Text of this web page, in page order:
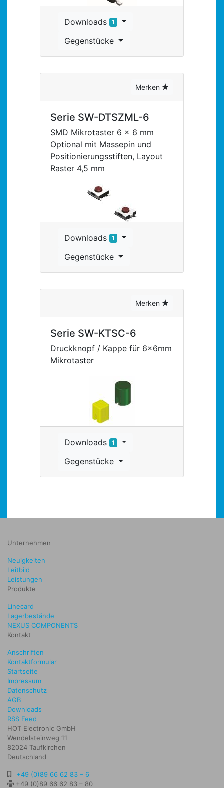
Downloads 1
Gegenstücke
Merken
Serie SW-DTSZML-6
SMD Mikrotaster 6 x 6 mm
Optional mit Massepin und
Positionierungsstiften, Layout
Raster 4,5 mm
Downloads 1
Gegenstücke
Merken
Serie SW-KTSC-6
Druckknopf / Kappe für 6x6mm
Mikrotaster
Downloads 1
Gegenstücke
Unternehmen
Neuigkeiten
Leitbild
Leistungen
Produkte
Linecard
Lagerbestände
NEXUS COMPONENTS
Kontakt
Anschriften
Kontaktformular
Startseite
Impressum
Datenschutz
AGB
Downloads
RSS Feed
HOT Electronic GmbH
Wendelsteinweg 11
82024 Taufkirchen
Deutschland
+49 (0)89 66 62 83 – 6
+49 (0)89 66 62 83 – 80